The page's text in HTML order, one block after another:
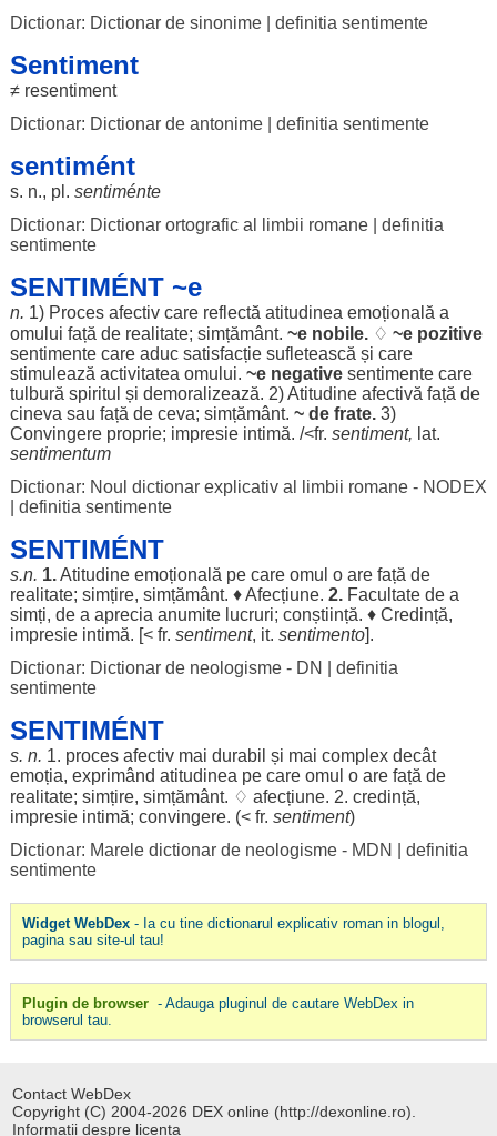
Dictionar: Dictionar de sinonime| definitia sentimente
Sentiment
≠ resentiment
Dictionar: Dictionar de antonime| definitia sentimente
sentimént
s. n., pl. sentiménte
Dictionar: Dictionar ortografic al limbii romane| definitia
sentimente
SENTIMÉNT ~e
n. 1) Proces afectivcare reflectă atitudinea emoțională a
omului față de realitate; simțământ. ~e nobile.♢ ~e pozitive
sentimente care aduc satisfacție sufletească și care
stimulează activitatea omului. ~e negativesentimente care
tulbură spiritul și demoralizează. 2)Atitudine afectivă față de
cineva sau față de ceva; simțământ. ~ de frate.3)
Convingere proprie; impresie intimă. /<fr. sentiment, lat.
sentimentum
Dictionar: Noul dictionar explicativ al limbii romane - NODEX
definitia sentimente
SENTIMÉNT
s.n. 1.Atitudine emoțională pe care omul o are față de
realitate; simțire, simțământ. ♦Afecțiune. 2. Facultatede a
simți, de a aprecia anumite lucruri; conștiință. ♦ Credință,
impresie intimă. [< fr. sentiment, it. sentimento].
Dictionar: Dictionar de neologisme - DN
definitia
sentimente
SENTIMÉNT
s. n. 1. proces afectivmai durabil și mai complex decât
emoția, exprimând atitudinea pe care omul o are față de
realitate; simțire, simțământ. ♢ afecțiune. 2. credință,
impresie intimă; convingere. (< fr. sentiment)
Dictionar: Marele dictionar de neologisme - MDN
definitia
sentimente
Widget WebDex- Ia cu tine dictionarul explicativ roman in blogul,
pagina sau site-ul tau!
Plugin de browser - Adauga pluginul de cautare WebDex in
browserul tau.
Contact WebDex
Copyright (C) 2004-2026 DEX online (http://dexonline.ro).
Informatii despre licenta